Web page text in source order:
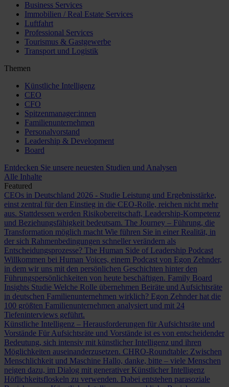
Business Services
Immobilien / Real Estate Services
Luftfahrt
Professional Services
Tourismus & Gastgewerbe
Transport und Logistik
Themen
Künstliche Intelligenz
CEO
CFO
Spitzenmanager:innen
Familienunternehmen
Personalvorstand
Leadership & Development
Board
Entdecken Sie unsere neuesten Studien und Analysen
Alle Inhalte
Featured
CEOs in Deutschland 2026 - Studie Leistung und Ergebnisstärke,
einst zentral für den Einstieg in die CEO-Rolle, reichen nicht mehr
aus. Stattdessen werden Risikobereitschaft, Leadership-Kompetenz
und Beziehungsfähigkeit bedeutsam. The Journey – Führung, die
Transformation möglich macht Wie führen Sie in einer Realität, in
der sich Rahmenbedingungen schneller verändern als
Entscheidungsprozesse? The Human Side of Leadership Podcast
Willkommen bei Human Voices, einem Podcast von Egon Zehnder,
in dem wir uns mit den persönlichen Geschichten hinter den
Führungspersönlichkeiten von heute beschäftigen. Family Board
Insights Studie Welche Rolle übernehmen Beiräte und Aufsichtsräte
in deutschen Familienunternehmen wirklich? Egon Zehnder hat die
100 größten Familienunternehmen analysiert und mit 24
Tiefeninterviews geführt.
Künstliche Intelligenz – Herausforderungen für Aufsichtsräte und
Vorstände Für Aufsichtsräte und Vorstände ist es von entscheidender
Bedeutung, sich intensiv mit künstlicher Intelligenz und ihren
Möglichkeiten auseinanderzusetzen. CHRO-Roundtable: Zwischen
Menschlichkeit und Maschine Hallo, danke, bitte – viele Menschen
neigen dazu, im Dialog mit generativer Künstlicher Intelligenz
Höflichkeitsfloskeln zu verwenden. Dabei entstehen parasoziale